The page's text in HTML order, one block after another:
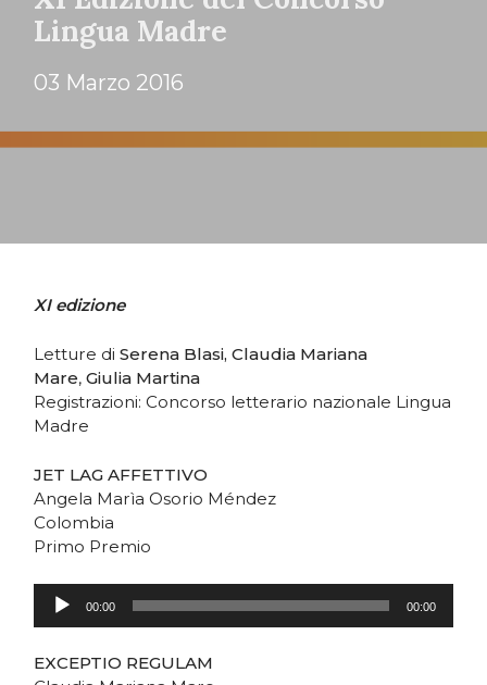
Lingua Madre
03 Marzo 2016
XI edizione
Letture diSerena Blasi, Claudia Mariana
Mare,Giulia Martina
Registrazioni: Concorso letterario nazionale Lingua
Madre
JET LAG AFFETTIVO
Angela Marìa Osorio Méndez
Colombia
Primo Premio
Audio
Player00:00 00:00
EXCEPTIO REGULAM